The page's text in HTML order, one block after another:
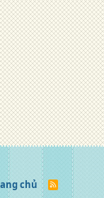
chủ
R